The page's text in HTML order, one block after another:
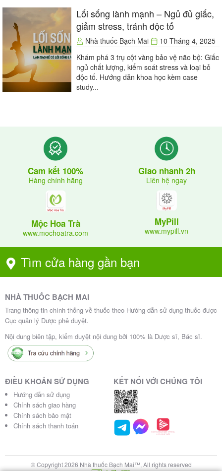
Phổi: khó thở, khò khè.
Tim mạch: huyết áp thấp, nhịp tim nhanh.
Dạ dày và ruột: quặn đau, tiêu chảy, buồn nôn.
Hệ thần kinh trung ương: đau đầu, choáng váng, lú
lẫn và cực kì mệt mỏi.
Biến chứng bệnh tế bào mast
Bệnh tế bào mast là bệnh tác động lên toàn thân nên
có thể gây ra rất nhiều biến chứng khác nhau:
Khó ngủ do ngứa.
Rối loạn tiêu hóa.
Suy chức năng gan, gan to.
Lối sống lành mạnh – Ngủ đủ giấc,
giảm stress, tránh độc tố
Nhà thuốc Bạch Mai
10 Tháng 4, 2025
Khám phá 3 trụ cột vàng bảo vệ não bộ: Giấc
ngủ chất lượng, kiểm soát stress và loại bỏ
độc tố. Hướng dẫn khoa học kèm case
study...
Cam kết 100%
Hàng chính hãng
Giao nhanh 2h
Liên hệ ngay
Mộc Hoa Trà
www.mochoatra.com
MyPill
www.mypill.vn
Tìm cửa hàng gần bạn
NHÀ THUỐC BẠCH MAI
Trang thông tin chính thống về thuốc theo Hướng dẫn sử dụng thuốc được
Cục quản lý Dược phê duyệt.
Nội dung biên tập, kiểm duyệt nội dung bởi 100% là Dược sĩ, Bác sĩ.
ĐIỀU KHOẢN SỬ DỤNG
Hướng dẫn sử dụng
Chính sách giao hàng
Chính sách bảo mật
Chính sách thanh toán
KẾT NỐI VỚI CHÚNG TÔI
© Copyright 2026 Nhà thuốc Bạch Mai™, All rights reserved